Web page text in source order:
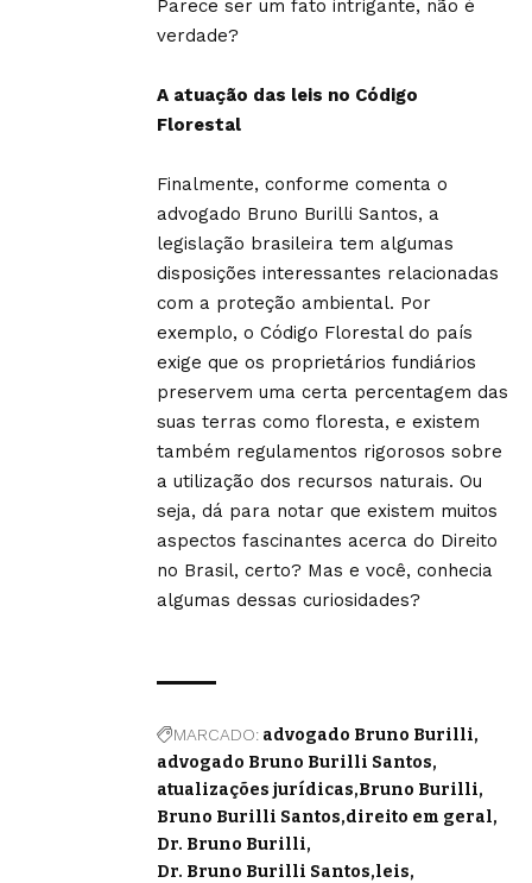
Parece ser um fato intrigante, não é
verdade?
A atuação das leis no Código
Florestal
Finalmente, conforme comenta o
advogado Bruno Burilli Santos, a
legislação brasileira tem algumas
disposições interessantes relacionadas
com a proteção ambiental. Por
exemplo, o Código Florestal do país
exige que os proprietários fundiários
preservem uma certa percentagem das
suas terras como floresta, e existem
também regulamentos rigorosos sobre
a utilização dos recursos naturais. Ou
seja, dá para notar que existem muitos
aspectos fascinantes acerca do Direito
no Brasil, certo? Mas e você, conhecia
algumas dessas curiosidades?
MARCADO: advogado Bruno Burilli
advogado Bruno Burilli Santos
atualizações jurídicas Bruno Burilli
Bruno Burilli Santos direito em geral
Dr. Bruno Burilli
Dr. Bruno Burilli Santos leis